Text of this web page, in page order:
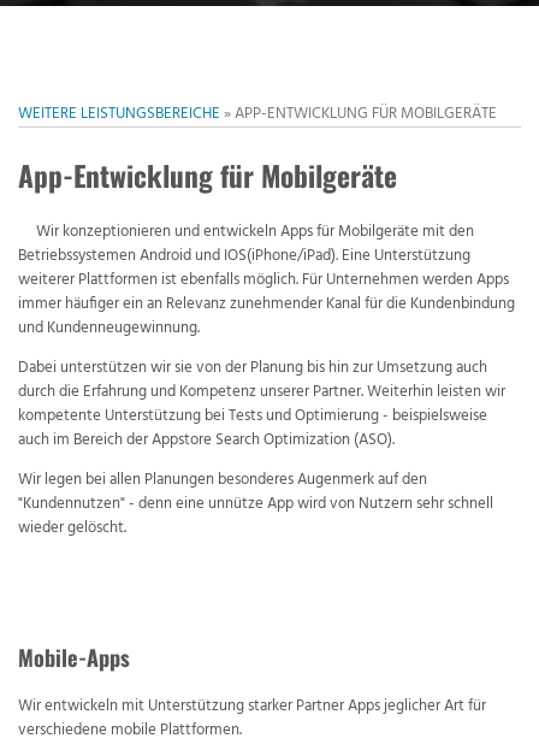
WEITERE LEISTUNGSBEREICHE»APP-ENTWICKLUNG FÜR MOBILGERÄTE
App-Entwicklung für Mobilgeräte
Wir konzeptionieren und entwickeln Apps für Mobilgeräte mit den
Betriebssystemen Android und IOS(iPhone/iPad). Eine Unterstützung
weiterer Plattformen ist ebenfalls möglich. Für Unternehmen werden Apps
immer häufiger ein an Relevanz zunehmender Kanal für die Kundenbindung
und Kundenneugewinnung.
Dabei unterstützen wir sie von der Planung bis hin zur Umsetzung auch
durch die Erfahrung und Kompetenz unserer Partner. Weiterhin leisten wir
kompetente Unterstützung bei Tests und Optimierung - beispielsweise
auch im Bereich der Appstore Search Optimization (ASO).
Wir legen bei allen Planungen besonderes Augenmerk auf den
"Kundennutzen" - denn eine unnütze App wird von Nutzern sehr schnell
wieder gelöscht.
Mobile-Apps
Wir entwickeln mit Unterstützung starker Partner Apps jeglicher Art für
verschiedene mobile Plattformen.